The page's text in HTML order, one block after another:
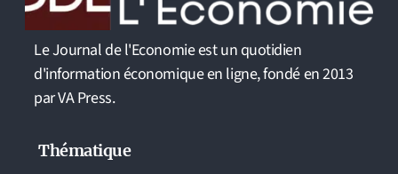
Le Journal de l'Economie est un quotidien
d'information économique en ligne, fondé en 2013
par VA Press.
Thématique